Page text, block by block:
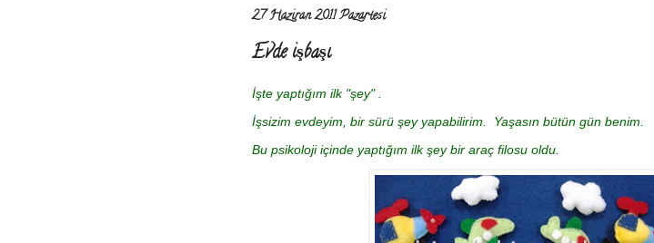
27 Haziran 2011 Pazartesi
Evde işbaşı
İşte yaptığım ilk "şey" .
İşsizim evdeyim, bir sürü şey yapabilirim. Yaşasın bütün gün benim.
Bu psikoloji içinde yaptığım ilk şey bir araç filosu oldu.